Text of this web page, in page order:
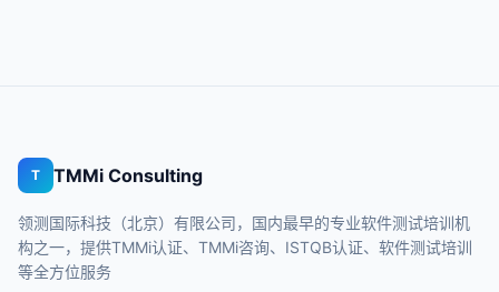
T TMMi Consulting
领测国际科技（北京）有限公司，国内最早的专业软件测试培训机
构之一，提供TMMi认证、TMMi咨询、ISTQB认证、软件测试培训
等全方位服务